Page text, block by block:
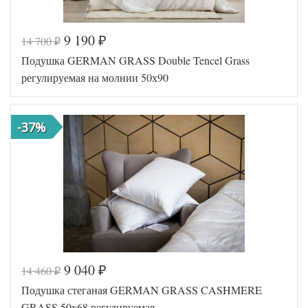
Код товара
Артикул
GG-96120
Плотность
Регулируемая
подушки
68х68
Наполнитель
Тенсел
Ткань
Тенсел
Производитель German Grass
(Австрия)
Код товара
577-325
Артикул
GG-96509
14 700₽ 9 190 ₽
Подушка GERMAN GRASS Double Tencel Grass
регулируемая на молнии 50х90
-37%
14 460₽ 9 040 ₽
Подушка стеганая GERMAN GRASS CASHMERE